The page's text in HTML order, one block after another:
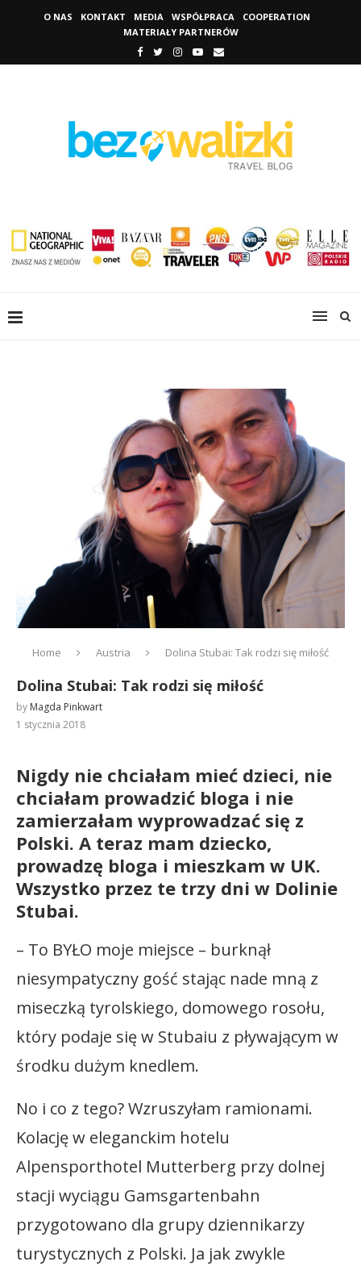
O NAS KONTAKT MEDIA WSPÓŁPRACA
COOPERATION
MATERIAŁY PARTNERÓW
Home Austria Dolina Stubai: Tak rodzi się miłość
Dolina Stubai: Tak rodzi się miłość
by Magda Pinkwart
1 stycznia 2018
Nigdy nie chciałam mieć dzieci, nie
chciałam prowadzić bloga i nie
zamierzałam wyprowadzać się z
Polski. A teraz mam dziecko,
prowadzę bloga i mieszkam w UK.
Wszystko przez te trzy dni w Dolinie
Stubai.
– To BYŁO moje miejsce – burknął
niesympatyczny gość stając nade mną z
miseczką tyrolskiego, domowego rosołu,
który podaje się w Stubaiu z pływającym w
środku dużym knedlem.
No i co z tego? Wzruszyłam ramionami.
Kolację w eleganckim hotelu
Alpensporthotel Mutterberg przy dolnej
stacji wyciągu Gamsgartenbahn
przygotowano dla grupy dziennikarzy
turystycznych z Polski. Ja jak zwykle